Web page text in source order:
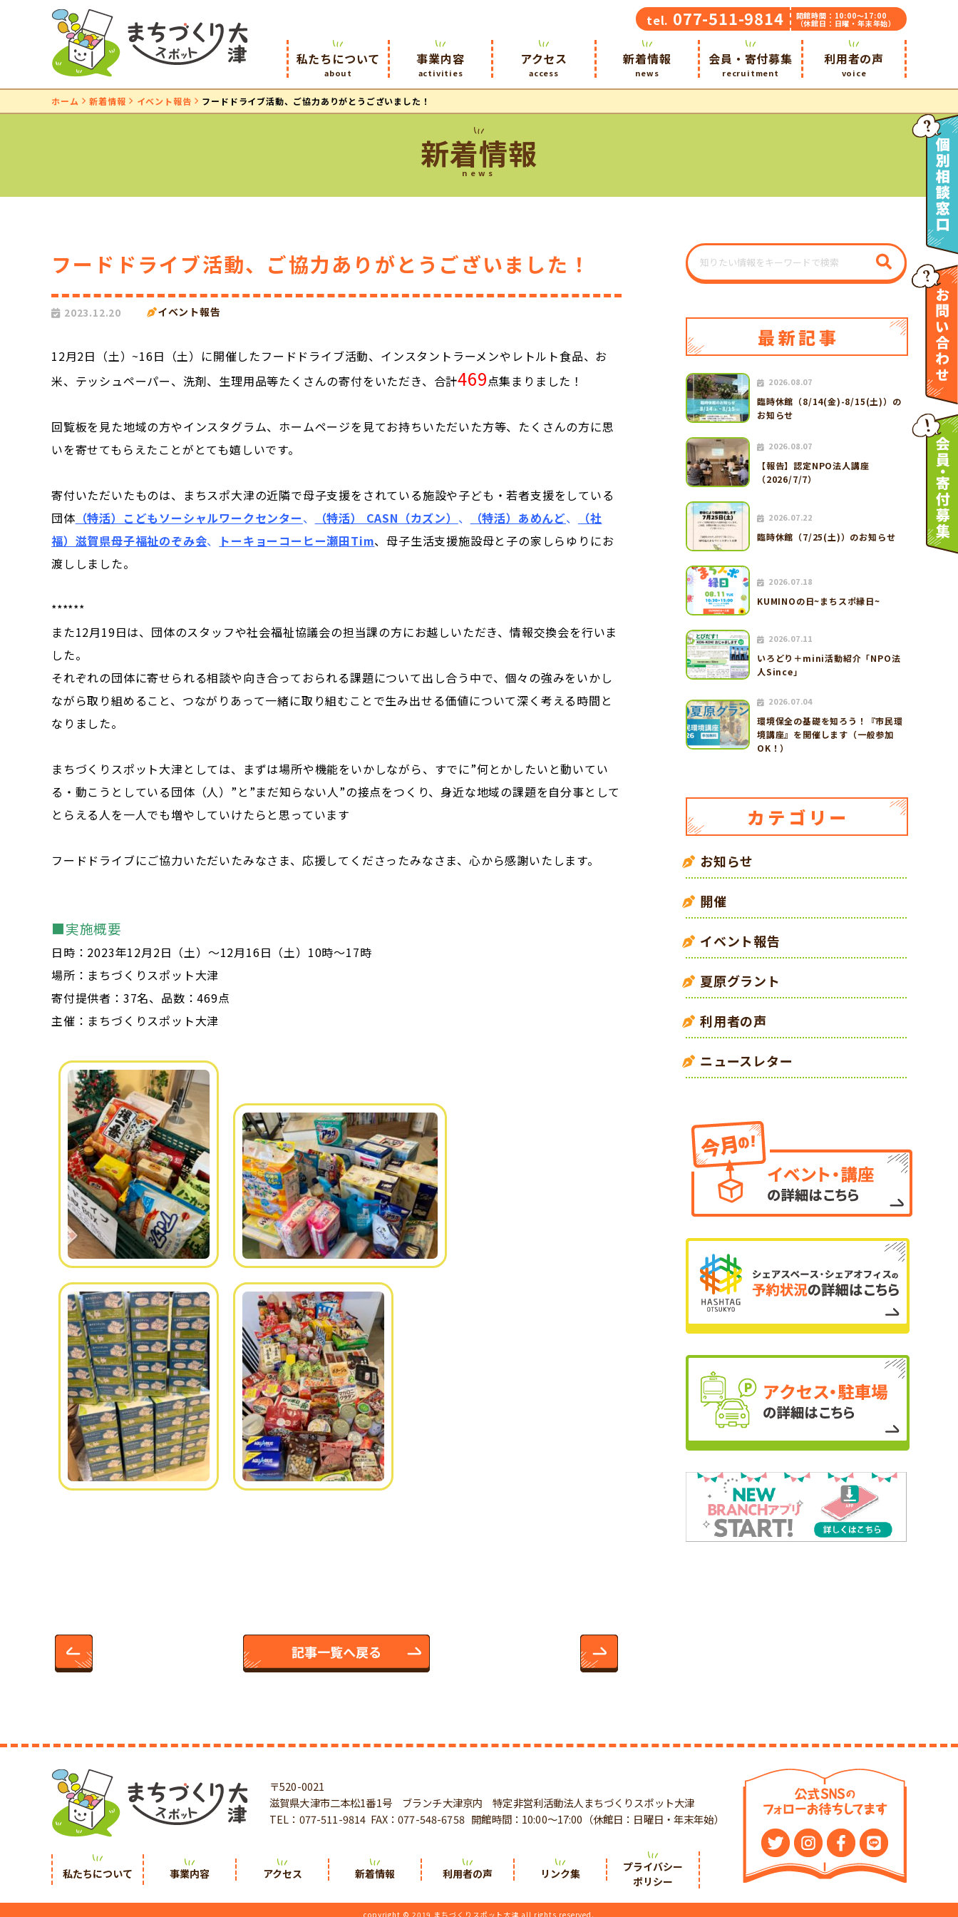
tel. 077-511-9814 開館時間：10:00～17:00
（休館日：日曜・年末年始）
私たちについて
about
事業内容
activities
アクセス
access
新着情報
news
会員・寄付募集
recruitment
利用者の声
voice
ホーム 新着情報 イベント報告 フードドライブ活動、ご協力ありがとうございました！
新着情報
news
フードドライブ活動、ご協力ありがとうございました！
2023.12.20 イベント報告
12月2日（土）~16日（土）に開催したフードドライブ活動、インスタントラーメンやレトルト食品、お
米、テッシュペーパー、洗剤、生理用品等たくさんの寄付をいただき、合計469点集まりました！
回覧板を見た地域の方やインスタグラム、ホームページを見てお持ちいただいた方等、たくさんの方に思
いを寄せてもらえたことがとても嬉しいです。
寄付いただいたものは、まちスポ大津の近隣で母子支援をされている施設や子ども・若者支援をしている
団体 （特活）こどもソーシャルワークセンター、 （特活） CASN（カズン） 、 （特活）あめんど、
（社
福）滋賀県母子福祉のぞみ会、 トーキョーコーヒー瀬田Tim、母子生活支援施設母と子の家しらゆりにお
渡ししました。
******
また12月19日は、団体のスタッフや社会福祉協議会の担当課の方にお越しいただき、情報交換会を行いま
した。
それぞれの団体に寄せられる相談や向き合っておられる課題について出し合う中で、個々の強みをいかし
ながら取り組めること、つながりあって一緒に取り組むことで生み出せる価値について深く考える時間と
なりました。
まちづくりスポット大津としては、まずは場所や機能をいかしながら、すでに”何とかしたいと動いてい
る・動こうとしている団体（人）”と”まだ知らない人”の接点をつくり、身近な地域の課題を自分事として
とらえる人を一人でも増やしていけたらと思っています
フードドライブにご協力いただいたみなさま、応援してくださったみなさま、心から感謝いたします。
■実施概要
日時：2023年12月2日（土）～12月16日（土）10時～17時
場所：まちづくりスポット大津
寄付提供者：37名、品数：469点
主催：まちづくりスポット大津
2026.08.07
臨時休館（8/14(金)-8/15(土)）の
お知らせ
2026.08.07
【報告】認定NPO法人講座
（2026/7/7）
2026.07.22
臨時休館（7/25(土)）のお知らせ
2026.07.18
KUMINOの日~まちスポ縁日~
2026.07.11
いろどり＋mini活動紹介「NPO法
人Since」
2026.07.04
環境保全の基礎を知ろう！『市民環
境講座』を開催します（一般参加
OK！）
お知らせ
開催
イベント報告
夏原グラント
利用者の声
ニュースレター
〒520-0021
滋賀県大津市二本松1番1号 ブランチ大津京内 特定非営利活動法人まちづくりスポット大津
TEL：077-511-9814 FAX：077-548-6758 開館時間：10:00～17:00（休館日：日曜日・年末年始）
私たちについて 事業内容 アクセス 新着情報 利用者の声 リンク集
プライバシー
ポリシー
copyright © 2019 まちづくりスポット大津 all rights reserved.